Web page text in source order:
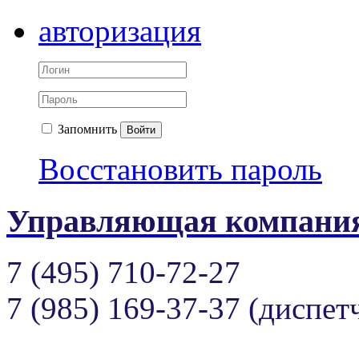
авторизация
Запомнить Войти
Восстановить пароль
Управляющая
7 (495) 710-72-27
7 (985) 169-37-37